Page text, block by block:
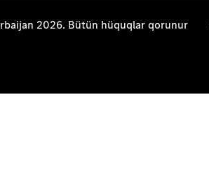
2026. Bütün hüquqlar qorunur